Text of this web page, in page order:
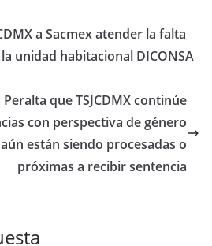
a Sacmex atender la falta
unidad habitacional DICONSA
que TSJCDMX continúe
con perspectiva de género
están siendo procesadas o
próximas a recibir sentencia